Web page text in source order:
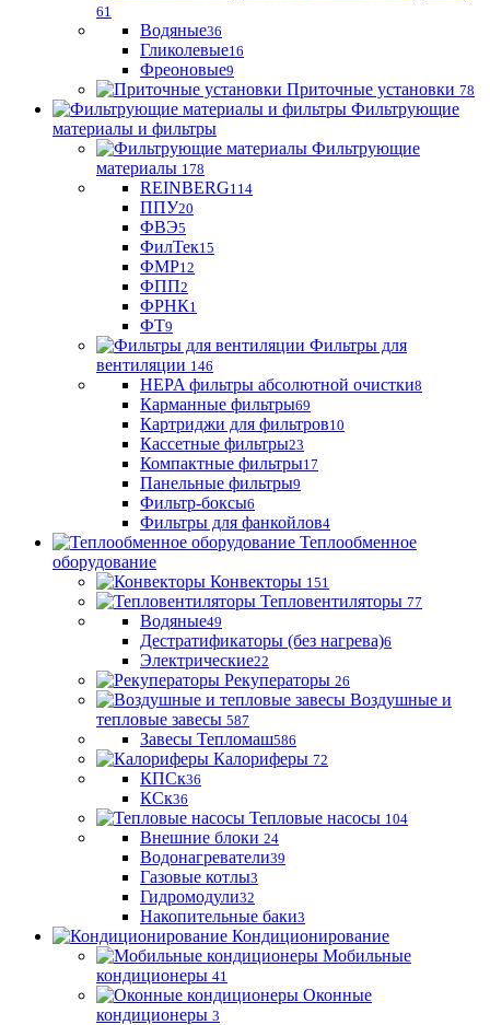
61
Водяные36
Гликолевые16
Фреоновые9
Приточные установки 78
Фильтрующие
материалы и фильтры
Фильтрующие
материaлы 178
REINBERG114
ППУ20
ФВЭ5
ФилТек15
ФМР12
ФПП2
ФРНК1
ФТ9
Фильтры для
вентиляции 146
HEPA фильтры абсолютной очистки8
Карманные фильтры69
Картриджи для фильтров10
Кассетные фильтры23
Компактные фильтры17
Панельные фильтры9
Фильтр-боксы6
Фильтры для фанкойлов4
Теплообменное
оборудование
Конвекторы 151
Тепловентиляторы 77
Водяные49
Дестратификаторы (без нагрева)6
Электрические22
Рекуператоры 26
Воздушные и
тепловые завесы 587
Завесы Тепломаш586
Калориферы 72
КПСк36
КСк36
Тепловые насосы 104
Внешние блоки 24
Водонагреватели39
Газовые котлы3
Гидромодули32
Накопительные баки3
Кондиционирование
Мобильные
кондиционеры 41
Оконные
кондиционеры 3